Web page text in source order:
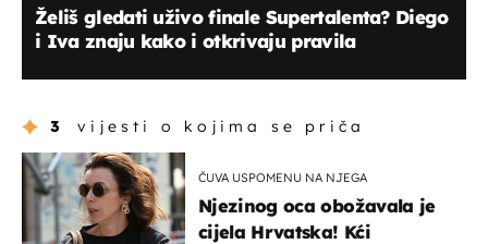
Želiš gledati uživo finale Supertalenta? Diego
i Iva znaju kako i otkrivaju pravila
3 vijesti o kojima se priča
ČUVA USPOMENU NA NJEGA
Njezinog oca obožavala je
cijela Hrvatska! Kći